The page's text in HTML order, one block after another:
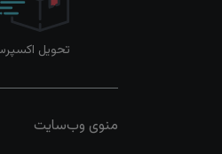
تحویل
منوی وب‌سایت